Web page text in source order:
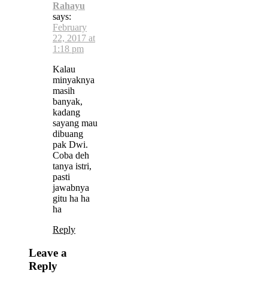
Rahayu
says:
February
22, 2017 at
1:18 pm
Kalau
minyaknya
masih
banyak,
kadang
sayang mau
dibuang
pak Dwi.
Coba deh
tanya istri,
pasti
jawabnya
gitu ha ha
ha
Reply
Leave a
Reply